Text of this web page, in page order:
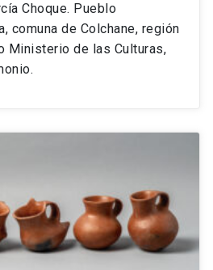
Choque. Pueblo
comuna de Colchane, región
Ministerio de las Culturas,